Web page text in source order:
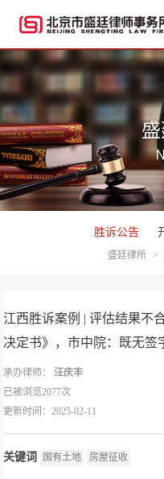
胜诉公告
盛廷律所 >
江西胜诉案例 | 评估结果不
决定书》，市中院：既无签
承办律师：
汪庆丰
已被浏览2077次
更新时间：2025-02-11
关键词 国有土地 房屋征收